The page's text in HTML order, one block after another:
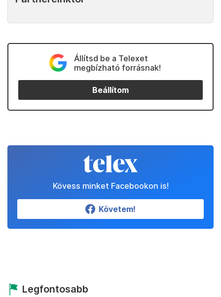
Állítsd be a Telexet
megbízható forrásnak!
Beállítom
Kövess minket Facebookon is!
Követem!
Legfontosabb